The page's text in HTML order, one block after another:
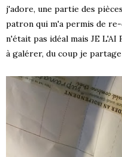
j'adore, une partie des
patron qui m'a permis de
n'était pas idéal mais JE L'AI
à galérer, du coup je